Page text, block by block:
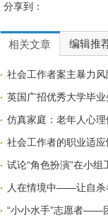
分享到：
相关文章 编辑推
社会工作者案主暴力
英国广招优秀大学毕
仿真家庭：老年人心
社会工作者的职业适
试论“角色扮演”在小
人在情境中——让自杀
“小小水手”志愿者——